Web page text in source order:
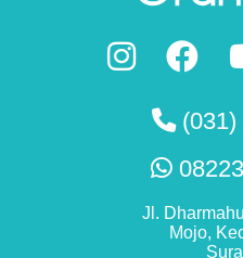
(031)
Jl.
Mojo,